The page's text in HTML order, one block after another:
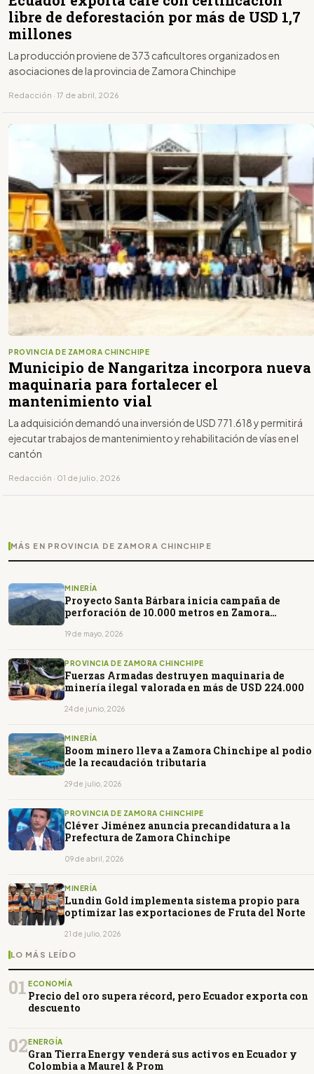
libre de deforestación por más de USD 1,7
millones
La producción proviene de 373 caficultores organizados en
asociaciones de la provincia de Zamora Chinchipe
Redacción · 17 de abril, 2026
PROVINCIA DE ZAMORA CHINCHIPE
Municipio de Nangaritza incorpora nueva
maquinaria para fortalecer el
mantenimiento vial
La adquisición demandó una inversión de USD 771.618 y permitirá
ejecutar trabajos de mantenimiento y rehabilitación de vías en el
cantón
Redacción · 01 de julio, 2026
MÁS EN PROVINCIA DE ZAMORA CHINCHIPE
MINERÍA
Proyecto Santa Bárbara inicia campaña de
perforación de 10.000 metros en Zamora
19 de mayo, 2026
PROVINCIA DE ZAMORA CHINCHIPE
Fuerzas Armadas destruyen maquinaria de
minería ilegal valorada en más de USD 224.000
24 de junio, 2026
MINERÍA
Boom minero lleva a Zamora Chinchipe al podio
de la recaudación tributaria
29 de julio, 2026
PROVINCIA DE ZAMORA CHINCHIPE
Cléver Jiménez anuncia precandidatura a la
Prefectura de Zamora Chinchipe
09 de abril, 2026
MINERÍA
Lundin Gold implementa sistema propio para
optimizar las exportaciones de Fruta del Norte
21 de julio, 2026
LO MÁS LEÍDO
01 ECONOMÍA
Precio del oro supera récord, pero Ecuador exporta con
descuento
02 ENERGÍA
Gran Tierra Energy venderá sus activos en Ecuador y
Colombia a Maurel & Prom